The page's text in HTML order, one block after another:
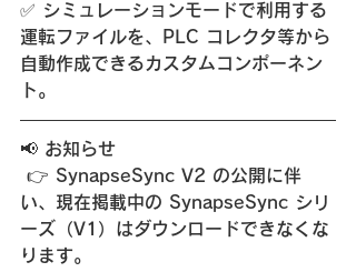
✅ シミュレーションモードで利用する
運転ファイルを、PLC コレクタ等から
自動作成できるカスタムコンポーネン
ト。
📢 お知らせ
い、現在掲載中の SynapseSync シリ
ーズ（V1）はダウンロードできなくな
ります。